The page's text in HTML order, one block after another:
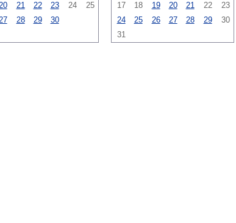
20 21 22 23 24
25
27 28 29 30
17
18 19 20 21 22
23
24
25 26 27 28 29
30
31